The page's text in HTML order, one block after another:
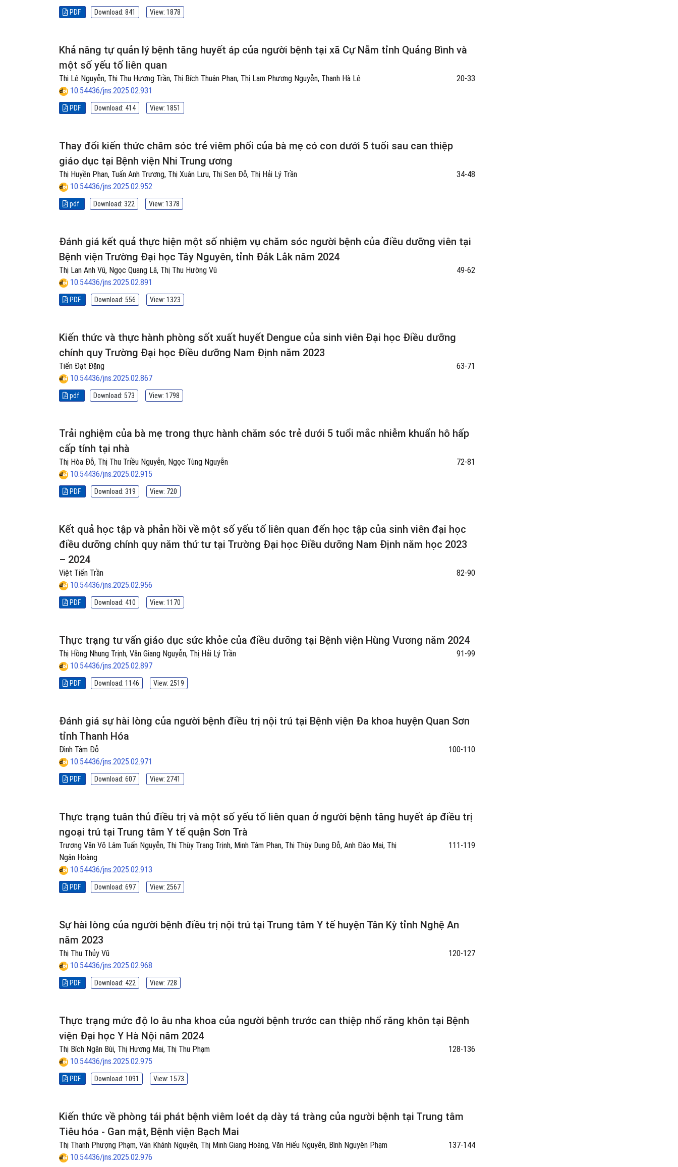
PDF Download: 841 View: 1878
Khả năng tự quản lý bệnh tăng huyết áp của người bệnh tại xã Cự Nẫm tỉnh Quảng Bình và
một số yếu tố liên quan
Thị Lê Nguyễn, Thị Thu Hương Trần, Thị Bích Thuận Phan, Thị Lam Phương Nguyễn, Thanh Hà Lê
20-33
10.54436/jns.2025.02.931
PDF Download: 414 View: 1851
Thay đổi kiến thức chăm sóc trẻ viêm phổi của bà mẹ có con dưới 5 tuổi sau can thiệp
giáo dục tại Bệnh viện Nhi Trung ương
Thị Huyền Phan, Tuấn Anh Trương, Thị Xuân Lưu, Thị Sen Đỗ, Thị Hải Lý Trần
34-48
10.54436/jns.2025.02.952
pdf Download: 322 View: 1378
Đánh giá kết quả thực hiện một số nhiệm vụ chăm sóc người bệnh của điều dưỡng viên tại
Bệnh viện Trường Đại học Tây Nguyên, tỉnh Đắk Lắk năm 2024
Thị Lan Anh Vũ, Ngọc Quang Lã, Thị Thu Hường Vũ
49-62
10.54436/jns.2025.02.891
PDF Download: 556 View: 1323
Kiến thức và thực hành phòng sốt xuất huyết Dengue của sinh viên Đại học Điều dưỡng
chính quy Trường Đại học Điều dưỡng Nam Định năm 2023
Tiến Đạt Đặng
63-71
10.54436/jns.2025.02.867
pdf Download: 573 View: 1798
Trải nghiệm của bà mẹ trong thực hành chăm sóc trẻ dưới 5 tuổi mắc nhiễm khuẩn hô hấp
cấp tính tại nhà
Thị Hòa Đỗ, Thị Thu Triều Nguyễn, Ngọc Tùng Nguyễn
72-81
10.54436/jns.2025.02.915
PDF Download: 319 View: 720
Kết quả học tập và phản hồi về một số yếu tố liên quan đến học tập của sinh viên đại học
điều dưỡng chính quy năm thứ tư tại Trường Đại học Điều dưỡng Nam Định năm học 2023
– 2024
Việt Tiến Trần
82-90
10.54436/jns.2025.02.956
PDF Download: 410 View: 1170
Thực trạng tư vấn giáo dục sức khỏe của điều dưỡng tại Bệnh viện Hùng Vương năm 2024
Thị Hồng Nhung Trịnh, Văn Giang Nguyễn, Thị Hải Lý Trần
91-99
10.54436/jns.2025.02.897
PDF Download: 1146 View: 2519
Đánh giá sự hài lòng của người bệnh điều trị nội trú tại Bệnh viện Đa khoa huyện Quan Sơn
tỉnh Thanh Hóa
Đình Tâm Đỗ
100-110
10.54436/jns.2025.02.971
PDF Download: 607 View: 2741
Thực trạng tuân thủ điều trị và một số yếu tố liên quan ở người bệnh tăng huyết áp điều trị
ngoại trú tại Trung tâm Y tế quận Sơn Trà
Trương Văn Võ Lâm Tuấn Nguyễn, Thị Thùy Trang Trịnh, Minh Tâm Phan, Thị Thùy Dung Đỗ, Anh Đào Mai, Thị
Ngân Hoàng
111-119
10.54436/jns.2025.02.913
PDF Download: 697 View: 2567
Sự hài lòng của người bệnh điều trị nội trú tại Trung tâm Y tế huyện Tân Kỳ tỉnh Nghệ An
năm 2023
Thị Thu Thủy Vũ
120-127
10.54436/jns.2025.02.968
PDF Download: 422 View: 728
Thực trạng mức độ lo âu nha khoa của người bệnh trước can thiệp nhổ răng khôn tại Bệnh
viện Đại học Y Hà Nội năm 2024
Thị Bích Ngân Bùi, Thị Hương Mai, Thị Thu Phạm
128-136
10.54436/jns.2025.02.975
PDF Download: 1091 View: 1573
Kiến thức về phòng tái phát bệnh viêm loét dạ dày tá tràng của người bệnh tại Trung tâm
Tiêu hóa - Gan mật, Bệnh viện Bạch Mai
Thị Thanh Phượng Phạm, Vân Khánh Nguyễn, Thị Minh Giang Hoàng, Văn Hiếu Nguyễn, Bình Nguyên Phạm
137-144
10.54436/jns.2025.02.976